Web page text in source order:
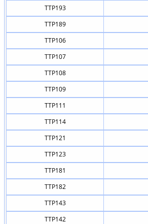
TTP193
TTP189
TTP106
TTP107
TTP108
TTP109
TTP111
TTP114
TTP121
TTP123
TTP181
TTP182
TTP143
TTP142